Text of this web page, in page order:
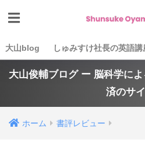
大山blog しゅみすけ社長の英語講
大山俊輔ブログ ー 脳科学に
済のサ
ホーム 書評レビュー